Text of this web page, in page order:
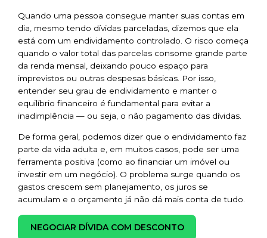
Quando uma pessoa consegue manter suas contas em
dia, mesmo tendo dívidas parceladas, dizemos que ela
está com um endividamento controlado. O risco começa
quando o valor total das parcelas consome grande parte
da renda mensal, deixando pouco espaço para
imprevistos ou outras despesas básicas. Por isso,
entender seu grau de endividamento e manter o
equilíbrio financeiro é fundamental para evitar a
inadimplência — ou seja, o não pagamento das dívidas.
De forma geral, podemos dizer que o endividamento faz
parte da vida adulta e, em muitos casos, pode ser uma
ferramenta positiva (como ao financiar um imóvel ou
investir em um negócio). O problema surge quando os
gastos crescem sem planejamento, os juros se
acumulam e o orçamento já não dá mais conta de tudo.
NEGOCIAR DÍVIDA COM DESCONTO